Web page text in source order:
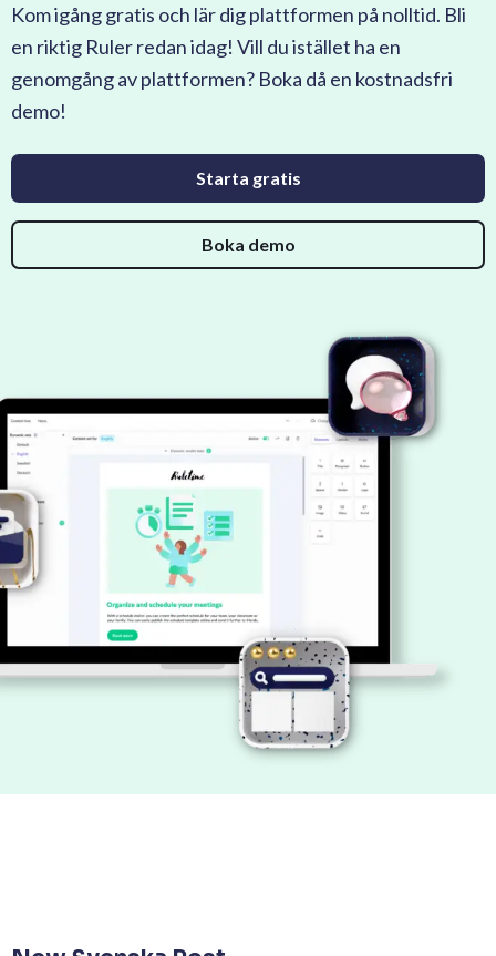
Kom igång gratis och lär dig plattformen på nolltid. Bli
en riktig Ruler redan idag! Vill du istället ha en
genomgång av plattformen? Boka då en kostnadsfri
demo!
Starta gratis
Boka demo